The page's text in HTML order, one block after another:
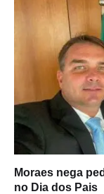
Moraes nega
no Dia dos Pais